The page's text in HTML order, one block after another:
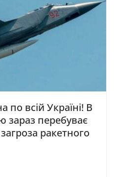
по всій Україні! В
зараз перебуває
ракетного